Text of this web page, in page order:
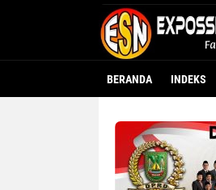
BERANDA INDEKS